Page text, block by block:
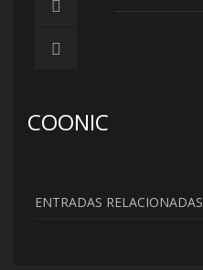
COONIC
ENTRADAS RELACIONADAS